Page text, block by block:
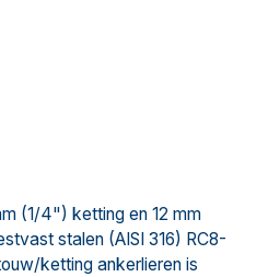
(1/4") ketting en 12 mm
stalen (AISI 316) RC8-
ketting ankerlieren is